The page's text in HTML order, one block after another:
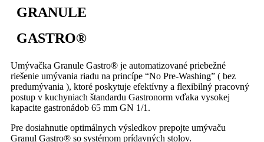
GRANULE
GASTRO®
Umývačka Granule Gastro® je automatizované priebežné
riešenie umývania riadu na princípe “No Pre-Washing” ( bez
predumývania ), ktoré poskytuje efektívny a flexibilný pracovný
postup v kuchyniach štandardu Gastronorm vďaka vysokej
kapacite gastronádob 65 mm GN 1/1.
Pre dosiahnutie optimálnych výsledkov prepojte umývaču
Granul Gastro® so systémom prídavných stolov.